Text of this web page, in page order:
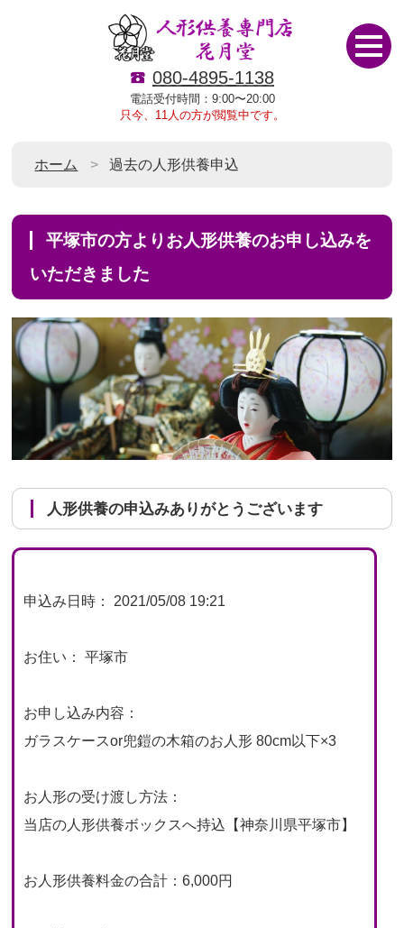
080-4895-1138
電話受付時間：9:00〜20:00
只今、11人の方が閲覧中です。
ホーム 過去の人形供養申込
平塚市の方よりお人形供養のお申し込みを
いただきました
人形供養の申込みありがとうございます
申込み日時： 2021/05/08 19:21
お住い： 平塚市
お申し込み内容：
ガラスケースor兜鎧の木箱のお人形 80cm以下×3
お人形の受け渡し方法：
当店の人形供養ボックスへ持込【神奈川県平塚市】
お人形供養料金の合計：6,000円